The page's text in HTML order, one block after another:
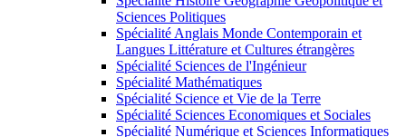
Sciences Politiques
Spécialité Anglais Monde Contemporain et
Langues Littérature et Cultures étrangères
Spécialité Sciences de l'Ingénieur
Spécialité Mathématiques
Spécialité Science et Vie de la Terre
Spécialité Sciences Economiques et Sociales
Spécialité Numérique et Sciences Informatiques